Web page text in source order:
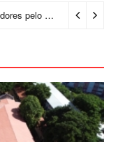
Prefeitura certifica 4,6 mil trabalhadores pelo programa Treinar para Empregar e realiza Feirão de Empregabilidade